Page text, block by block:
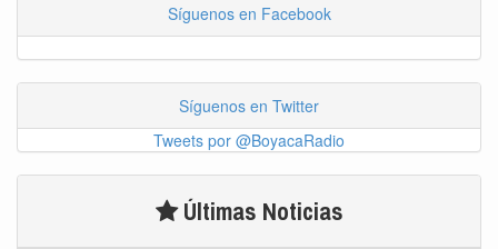
Síguenos en Facebook
Síguenos en Twitter
Tweets por @BoyacaRadio
Últimas Noticias